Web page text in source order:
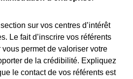
sur vos centres d’intérêt
Le fait d’inscrire vos référents
permet de valoriser votre
de la crédibilité. Expliquez
le contact de vos référents est